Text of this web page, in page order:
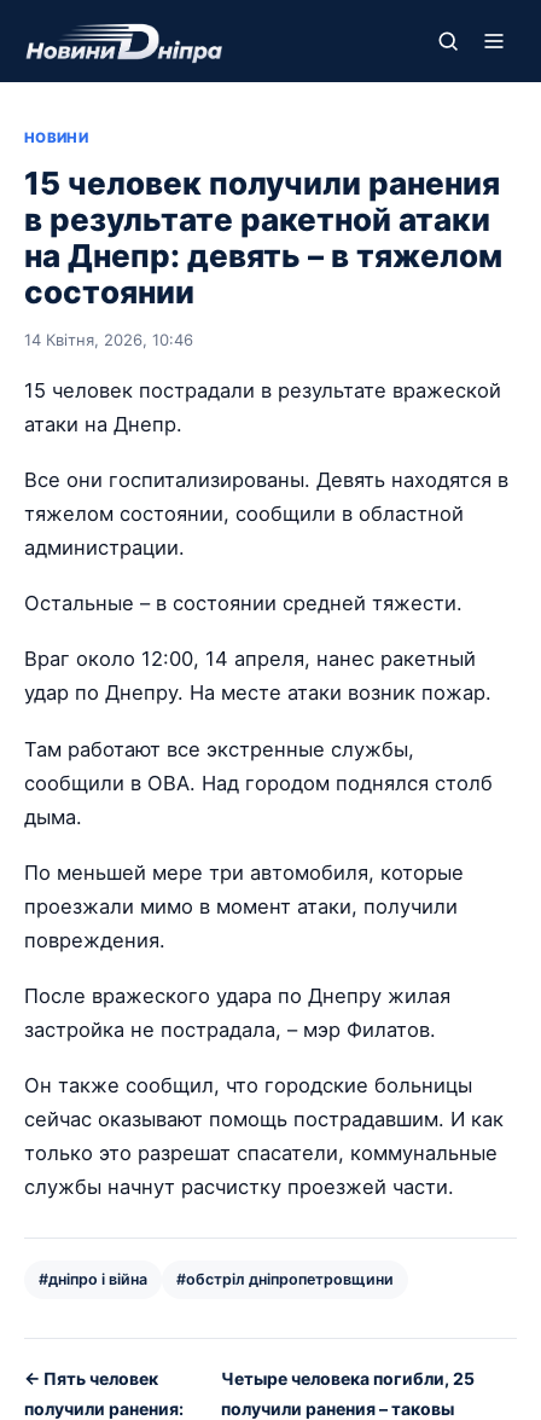
НОВИНИ
15 человек получили ранения
в результате ракетной атаки
на Днепр: девять – в тяжелом
состоянии
14 Квітня, 2026, 10:46
15 человек пострадали в результате вражеской
атаки на Днепр.
Все они госпитализированы. Девять находятся в
тяжелом состоянии, сообщили в областной
администрации.
Остальные – в состоянии средней тяжести.
Враг около 12:00, 14 апреля, нанес ракетный
удар по Днепру. На месте атаки возник пожар.
Там работают все экстренные службы,
сообщили в ОВА. Над городом поднялся столб
дыма.
По меньшей мере три автомобиля, которые
проезжали мимо в момент атаки, получили
повреждения.
После вражеского удара по Днепру жилая
застройка не пострадала, – мэр Филатов.
Он также сообщил, что городские больницы
сейчас оказывают помощь пострадавшим. И как
только это разрешат спасатели, коммунальные
службы начнут расчистку проезжей части.
#дніпро і війна #обстріл дніпропетровщини
← Пять человек
получили ранения:
Четыре человека погибли, 25
получили ранения – таковы